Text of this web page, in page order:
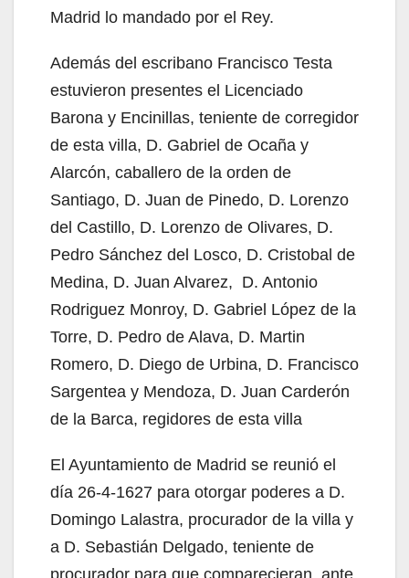
Madrid lo mandado por el Rey.
Además del escribano Francisco Testa
estuvieron presentes el Licenciado
Barona y Encinillas, teniente de corregidor
de esta villa, D. Gabriel de Ocaña y
Alarcón, caballero de la orden de
Santiago, D. Juan de Pinedo, D. Lorenzo
del Castillo, D. Lorenzo de Olivares, D.
Pedro Sánchez del Losco, D. Cristobal de
Medina, D. Juan Alvarez, D. Antonio
Rodriguez Monroy, D. Gabriel López de la
Torre, D. Pedro de Alava, D. Martin
Romero, D. Diego de Urbina, D. Francisco
Sargentea y Mendoza, D. Juan Carderón
de la Barca, regidores de esta villa
El Ayuntamiento de Madrid se reunió el
día 26-4-1627 para otorgar poderes a D.
Domingo Lalastra, procurador de la villa y
a D. Sebastián Delgado, teniente de
procurador para que comparecieran ante